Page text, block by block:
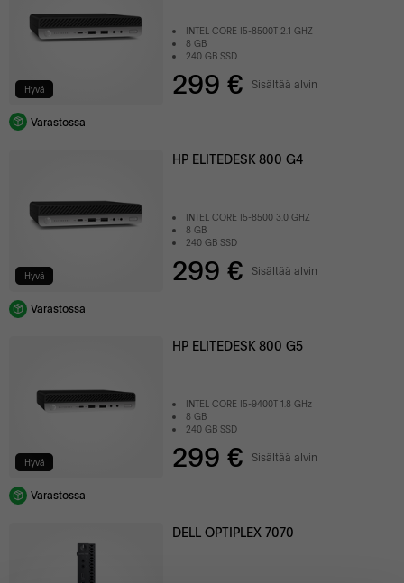
Hyvä
INTEL CORE I5-8500T 2.1 GHZ
8 GB
240 GB SSD
299 € Sisältää alvin
Varastossa
Hyvä
HP ELITEDESK 800 G4
INTEL CORE I5-8500 3.0 GHZ
8 GB
240 GB SSD
299 € Sisältää alvin
Varastossa
Hyvä
HP ELITEDESK 800 G5
INTEL CORE I5-9400T 1.8 GHz
8 GB
240 GB SSD
299 € Sisältää alvin
Varastossa
DELL OPTIPLEX 7070